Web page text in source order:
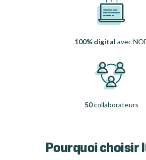
100% digital avec
50collaborateurs
Pourquoi choisir